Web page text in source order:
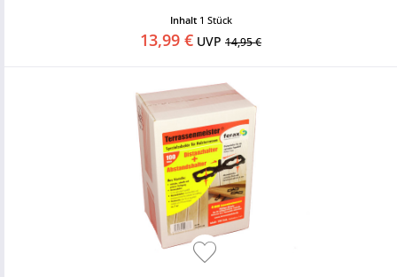
Inhalt 1 Stück
13,99 € UVP 14,95 €